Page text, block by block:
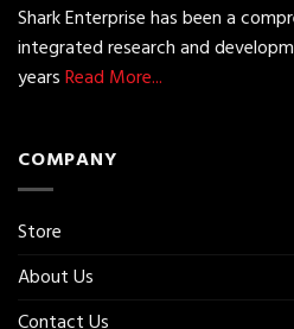
Shark Enterprise has been a
integrated research and
yearsRead More...
COMPANY
Store
About Us
Contact Us